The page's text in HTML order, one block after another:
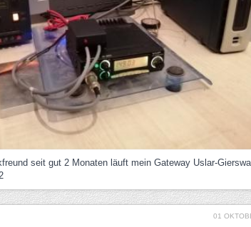
seit gut 2 Monaten läuft mein Gateway Uslar-
01